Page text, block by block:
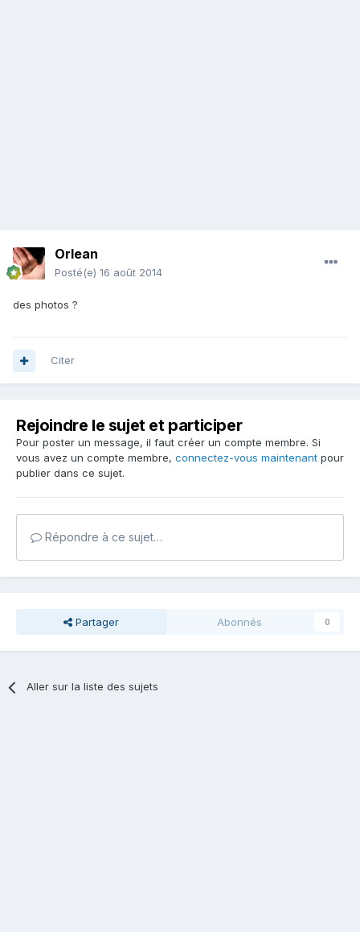
Orlean
Posté(e) 16 août 2014
des photos ?
Citer
Rejoindre le sujet et participer
Pour poster un message, il faut créer un compte membre. Si
vous avez un compte membre, connectez-vous maintenant pour
publier dans ce sujet.
Répondre à ce sujet…
Partager Abonnés 0
Aller sur la liste des sujets